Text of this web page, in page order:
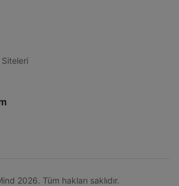
2026. Tüm hakları saklıdır.